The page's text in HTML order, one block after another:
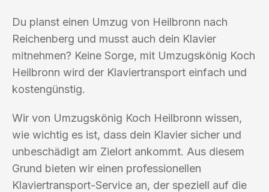
Du planst einen Umzug von Heilbronn nach
Reichenberg und musst auch dein Klavier
mitnehmen? Keine Sorge, mit Umzugskönig Koch
Heilbronn wird der Klaviertransport einfach und
kostengünstig.
Wir von Umzugskönig Koch Heilbronn wissen,
wie wichtig es ist, dass dein Klavier sicher und
unbeschädigt am Zielort ankommt. Aus diesem
Grund bieten wir einen professionellen
Klaviertransport-Service an, der speziell auf die